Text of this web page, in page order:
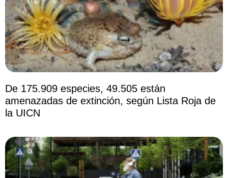
De 175.909 especies, 49.505 están
amenazadas de extinción, según Lista Roja de
la UICN